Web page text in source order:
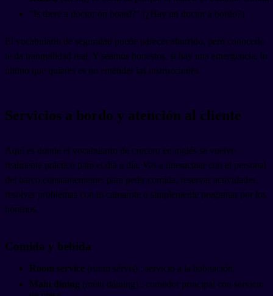
"Is there a doctor on board?" (¿Hay un doctor a bordo?)
El vocabulario de seguridad puede parecer aburrido, pero conocerlo
te da tranquilidad real. Y seamos honestos, si hay una emergencia, lo
último que quieres es no entender las instrucciones.
Servicios a bordo y atención al cliente
Aquí es donde el vocabulario de crucero en inglés se vuelve
realmente práctico para el día a día. Vas a interactuar con el personal
del barco constantemente: para pedir comida, reservar actividades,
resolver problemas con tu camarote o simplemente preguntar por los
horarios.
Comida y bebida
Room service (ruum sérvis) : servicio a la habitación.
Main dining (méin dáining) : comedor principal con servicio